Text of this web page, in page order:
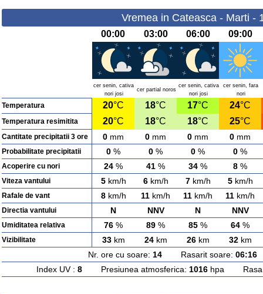
Vremea in Cateasca - Marti -
00:00 03:00 06:00 09:00
cer senin, cativa
nori josi
cer partial noros
cer senin, cativa
nori josi
cer senin, fara
nori
Temperatura 20°C 18°C 17°C 24°C
Temperatura resimitita 20°C 18°C 18°C 25°C
Cantitate precipitatii 3 ore 0 mm 0 mm 0 mm 0 mm
Probabilitate precipitatii 0 % 0 % 0 % 0 %
Acoperire cu nori 24 % 41 % 34 % 8 %
Viteza vantului 5km/h 6km/h 7km/h 5km/h
Rafale de vant 8km/h 11 km/h 11 km/h 11 km/h
Directia vantului N NNV N NNV
Umiditatea relativa 76 % 89 % 85 % 64 %
Vizibilitate 33km 24km 26km 32km
Nr. ore cu soare: 14Rasarit soare: 06:16
Index UV : 8Presiunea atmosferica: 1016hpa